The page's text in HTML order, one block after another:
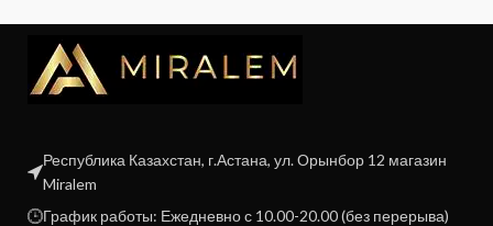
Республика Казахстан, г.Астана, ул. Орынбор 12 магазин
Miralem
График работы: Ежедневно с 10.00-20.00 (без перерыва)